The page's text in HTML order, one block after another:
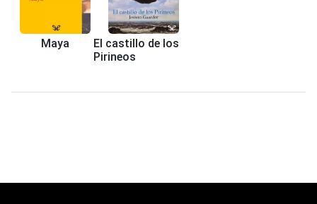
Maya
El castillo de los
Pirineos